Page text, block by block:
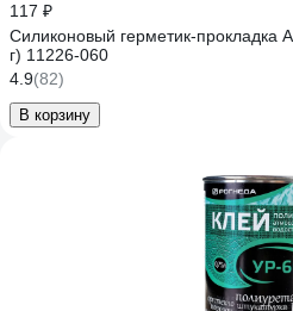
117 ₽
Силиконовый герметик-
г) 11226-060
4.9(82)
В корзину